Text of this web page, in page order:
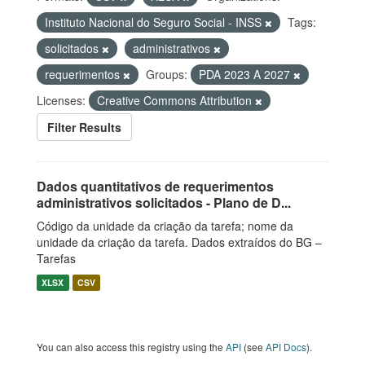
Instituto Nacional do Seguro Social - INSS
Tags:
solicitados
administrativos
requerimentos
Groups:
PDA 2023 A 2027
Licenses:
Creative Commons Attribution
Filter Results
Dados quantitativos de requerimentos
administrativos solicitados - Plano de D...
Código da unidade da criação da tarefa; nome da
unidade da criação da tarefa. Dados extraídos do BG –
Tarefas
XLSX CSV
You can also access this registry using the API (see API Docs).